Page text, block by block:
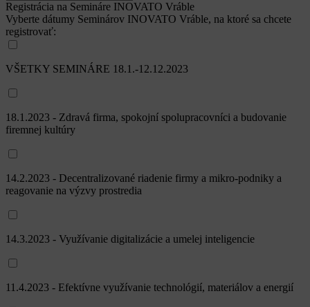
Registrácia na Semináre INOVATO Vráble
Vyberte dátumy Seminárov INOVATO Vráble, na ktoré sa chcete
registrovať:
VŠETKY SEMINÁRE 18.1.-12.12.2023
18.1.2023 - Zdravá firma, spokojní spolupracovníci a budovanie
firemnej kultúry
14.2.2023 - Decentralizované riadenie firmy a mikro-podniky a
reagovanie na výzvy prostredia
14.3.2023 - Využívanie digitalizácie a umelej inteligencie
11.4.2023 - Efektívne využívanie technológií, materiálov a energií